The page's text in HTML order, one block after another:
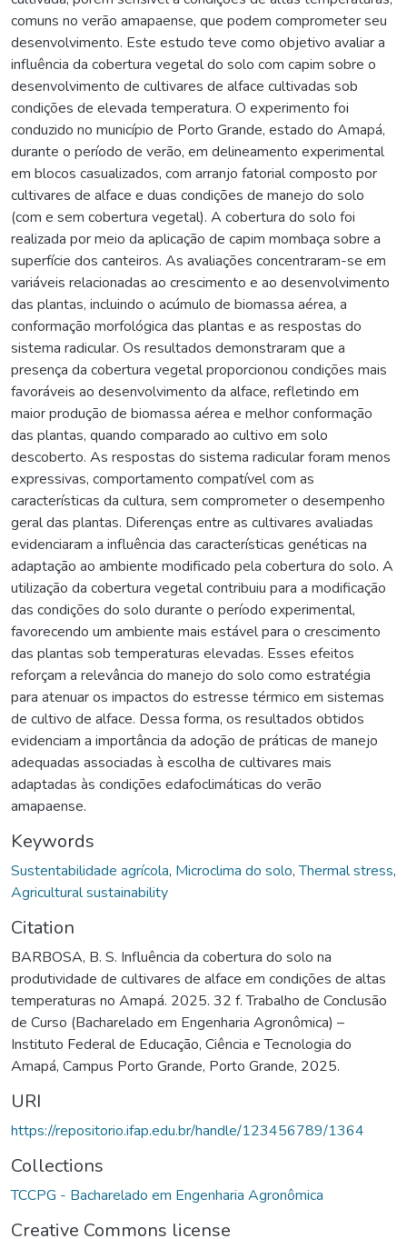
comuns no verão amapaense, que podem comprometer seu
desenvolvimento. Este estudo teve como objetivo avaliar a
influência da cobertura vegetal do solo com capim sobre o
desenvolvimento de cultivares de alface cultivadas sob
condições de elevada temperatura. O experimento foi
conduzido no município de Porto Grande, estado do Amapá,
durante o período de verão, em delineamento experimental
em blocos casualizados, com arranjo fatorial composto por
cultivares de alface e duas condições de manejo do solo
(com e sem cobertura vegetal). A cobertura do solo foi
realizada por meio da aplicação de capim mombaça sobre a
superfície dos canteiros. As avaliações concentraram-se em
variáveis relacionadas ao crescimento e ao desenvolvimento
das plantas, incluindo o acúmulo de biomassa aérea, a
conformação morfológica das plantas e as respostas do
sistema radicular. Os resultados demonstraram que a
presença da cobertura vegetal proporcionou condições mais
favoráveis ao desenvolvimento da alface, refletindo em
maior produção de biomassa aérea e melhor conformação
das plantas, quando comparado ao cultivo em solo
descoberto. As respostas do sistema radicular foram menos
expressivas, comportamento compatível com as
características da cultura, sem comprometer o desempenho
geral das plantas. Diferenças entre as cultivares avaliadas
evidenciaram a influência das características genéticas na
adaptação ao ambiente modificado pela cobertura do solo. A
utilização da cobertura vegetal contribuiu para a modificação
das condições do solo durante o período experimental,
favorecendo um ambiente mais estável para o crescimento
das plantas sob temperaturas elevadas. Esses efeitos
reforçam a relevância do manejo do solo como estratégia
para atenuar os impactos do estresse térmico em sistemas
de cultivo de alface. Dessa forma, os resultados obtidos
evidenciam a importância da adoção de práticas de manejo
adequadas associadas à escolha de cultivares mais
adaptadas às condições edafoclimáticas do verão
amapaense.
Keywords
Sustentabilidade agrícola, Microclima do solo,Thermal stress,
Agricultural sustainability
Citation
BARBOSA, B. S. Influência da cobertura do solo na
produtividade de cultivares de alface em condições de altas
temperaturas no Amapá. 2025. 32 f. Trabalho de Conclusão
de Curso (Bacharelado em Engenharia Agronômica) –
Instituto Federal de Educação, Ciência e Tecnologia do
Amapá, Campus Porto Grande, Porto Grande, 2025.
URI
https://repositorio.ifap.edu.br/handle/123456789/1364
Collections
TCCPG - Bacharelado em Engenharia Agronômica
Creative Commons license